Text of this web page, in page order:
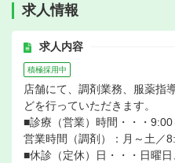
求人情報
求人内容
積極採用中
店舗にて、調剤業務、服薬指
どを行っていただきます。
■診療（営業）時間・・・
営業時間（調剤）：月～土／
■休診（定休）日・・・日曜日